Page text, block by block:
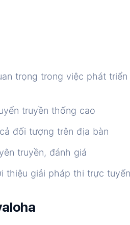
trọng trong việc phát
truyền thống cao
đối tượng trên địa bàn
truyền, đánh giá
giải pháp thi trực